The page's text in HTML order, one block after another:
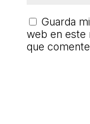
Guarda
web en este
que
COL·LABORA
Fes voluntariat